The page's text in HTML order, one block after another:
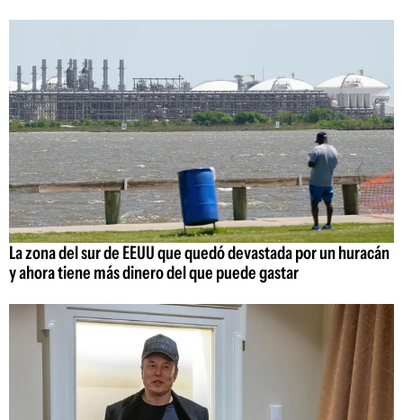
La zona del sur de EEUU que quedó devastada por un huracán
y ahora tiene más dinero del que puede gastar